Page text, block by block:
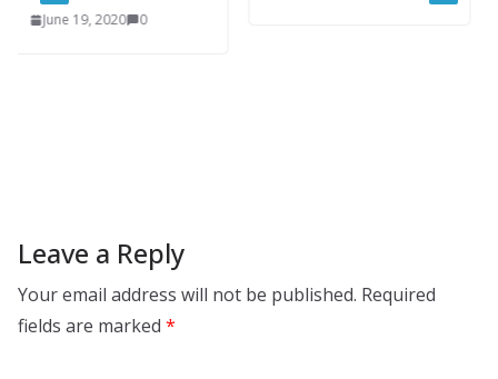
2020 0
Leave a Reply
Your email address will not be published. Required
fields are marked *